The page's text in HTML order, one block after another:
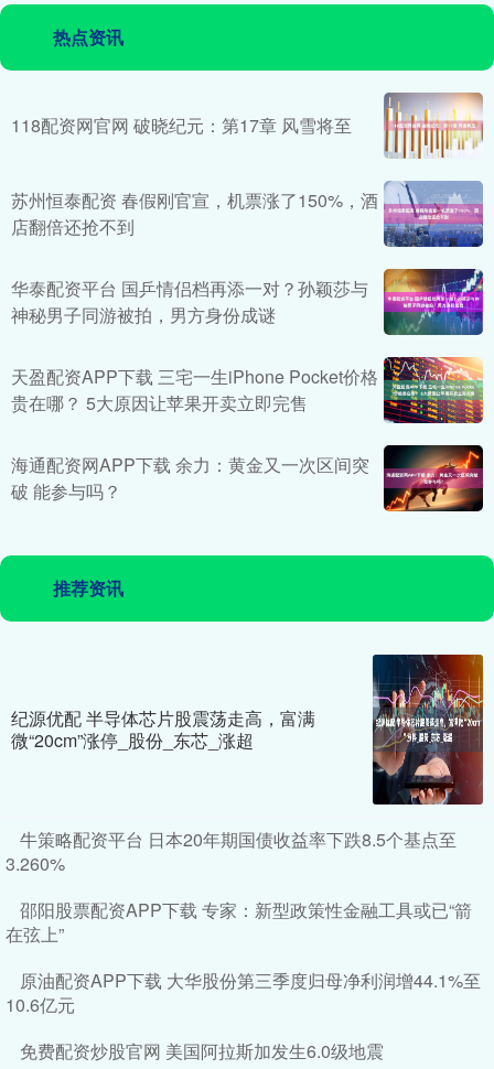
热点资讯
118配资网官网 破晓纪元：第17章 风雪将至
苏州恒泰配资 春假刚官宣，机票涨了150%，酒
店翻倍还抢不到
华泰配资平台 国乒情侣档再添一对？孙颖莎与
神秘男子同游被拍，男方身份成谜
天盈配资APP下载 三宅一生iPhone Pocket价格
贵在哪？ 5大原因让苹果开卖立即完售
海通配资网APP下载 余力：黄金又一次区间突
破 能参与吗？
推荐资讯
纪源优配 半导体芯片股震荡走高，富满
微“20cm”涨停_股份_东芯_涨超
牛策略配资平台 日本20年期国债收益率下跌8.5个基点至
3.260%
邵阳股票配资APP下载 专家：新型政策性金融工具或已“箭
在弦上”
原油配资APP下载 大华股份第三季度归母净利润增44.1%至
10.6亿元
免费配资炒股官网 美国阿拉斯加发生6.0级地震